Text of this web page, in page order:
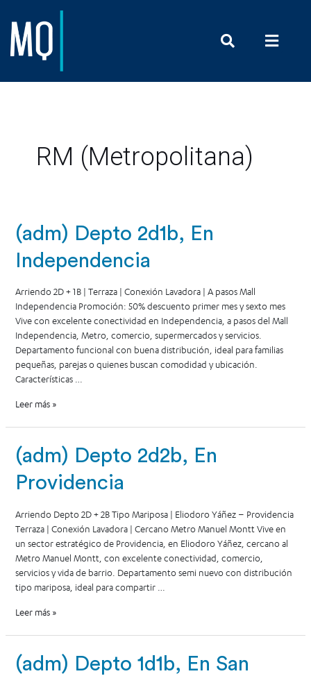
RM (Metropolitana)
(adm) Depto 2d1b, En
Independencia
Arriendo 2D + 1B | Terraza | Conexión Lavadora | A pasos Mall
Independencia Promoción: 50% descuento primer mes y sexto mes
Vive con excelente conectividad en Independencia, a pasos del Mall
Independencia, Metro, comercio, supermercados y servicios.
Departamento funcional con buena distribución, ideal para familias
pequeñas, parejas o quienes buscan comodidad y ubicación.
Características …
Leer más »
(adm) Depto 2d2b, En
Providencia
Arriendo Depto 2D + 2B Tipo Mariposa | Eliodoro Yáñez – Providencia
Terraza | Conexión Lavadora | Cercano Metro Manuel Montt Vive en
un sector estratégico de Providencia, en Eliodoro Yáñez, cercano al
Metro Manuel Montt, con excelente conectividad, comercio,
servicios y vida de barrio. Departamento semi nuevo con distribución
tipo mariposa, ideal para compartir …
Leer más »
(adm) Depto 1d1b, En San